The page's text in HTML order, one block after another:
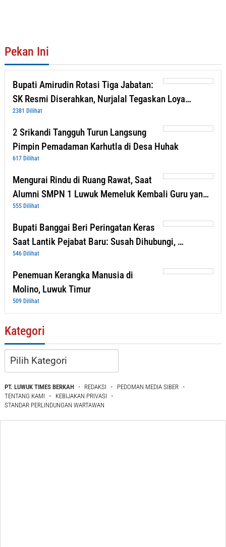
Pekan Ini
Bupati Amirudin Rotasi Tiga Jabatan:
SK Resmi Diserahkan, Nurjalal Tegaskan Loya…
2381 Dilihat
2 Srikandi Tangguh Turun Langsung
Pimpin Pemadaman Karhutla di Desa Huhak
617 Dilihat
Mengurai Rindu di Ruang Rawat, Saat
Alumni SMPN 1 Luwuk Memeluk Kembali Guru yan…
555 Dilihat
Bupati Banggai Beri Peringatan Keras
Saat Lantik Pejabat Baru: Susah Dihubungi, …
546 Dilihat
Penemuan Kerangka Manusia di
Molino, Luwuk Timur
509 Dilihat
Kategori
Kategori
PT. LUWUK TIMES BERKAH REDAKSI
PEDOMAN MEDIA SIBER
TENTANG KAMI
KEBIJAKAN PRIVASI
STANDAR PERLINDUNGAN WARTAWAN